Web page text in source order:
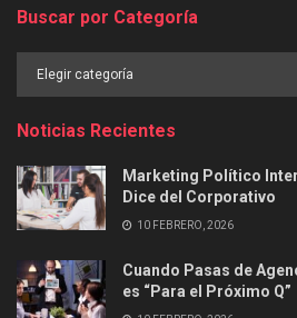
Buscar por Categoría
Buscar
Noticias Recientes
Marketing Político
Dice del Corporativo
10 FEBRERO, 2026
Cuando Pasas de
es “Para el Próximo Q”